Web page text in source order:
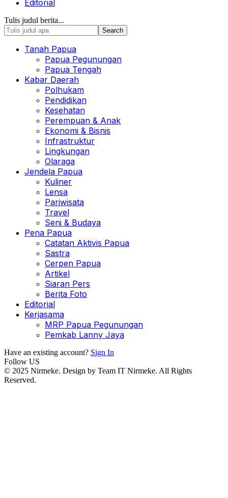
Editorial
Tulis judul berita...
Tanah Papua
Papua Pegunungan
Papua Tengah
Kabar Daerah
Polhukam
Pendidikan
Kesehatan
Perempuan & Anak
Ekonomi & Bisnis
Infrastruktur
Lingkungan
Olaraga
Jendela Papua
Kuliner
Lensa
Pariwisata
Travel
Seni & Budaya
Pena Papua
Catatan Aktivis Papua
Sastra
Cerpen Papua
Artikel
Siaran Pers
Berita Foto
Editorial
Kerjasama
MRP Papua Pegunungan
Pemkab Lanny Jaya
Have an existing account? Sign In
Follow US
© 2025 Nirmeke. Design by Team IT Nirmeke. All Rights
Reserved.